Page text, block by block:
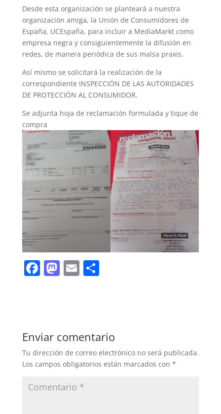
Desde esta organización se planteará a nuestra
organización amiga, la Unión de Consumidores de
España, UCEspaña, para incluir a MediaMarkt como
empresa negra y consiguientemente la difusión en
redes, de manera periódica de sus malsa praxis.
Así mismo se solicitará la realización de la
correspondiente INSPECCIÓN DE LAS AUTORIDADES
DE PROTECCIÓN AL CONSUMIDOR.
Se adjunta hoja de reclamación formulada y tique de
compra
F
b
o
o
M
d
o
n
E C
ar
tir
Enviar comentario
Tu dirección de correo electrónico no será publicada.
Los campos obligatorios están marcados con *